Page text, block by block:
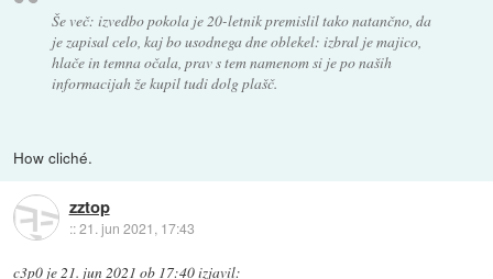
Še več: izvedbo pokola je 20-letnik premislil tako natančno, da
je zapisal celo, kaj bo usodnega dne oblekel: izbral je majico,
hlače in temna očala, prav s tem namenom si je po naših
informacijah že kupil tudi dolg plašč.
How cliché.
zztop
::21. jun 2021, 17:43
c3p0 je 21. jun 2021 ob 17:40izjavil: